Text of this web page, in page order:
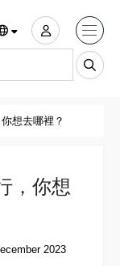
想去哪裡？
，你想
2023